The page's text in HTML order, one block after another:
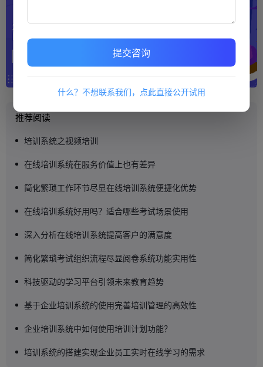
推荐阅读
培训系统之视频培训
在线培训系统在服务价值上也有差异
简化繁琐工作环节尽显在线培训系统便捷化优势
在线培训系统好用吗？适合哪些考试场景使用
深入分析在线培训系统提高客户的满意度
简化繁琐考试组织流程尽显阅卷系统功能实用性
科技驱动的学习平台引领未来教育趋势
基于企业培训系统的使用完善培训管理的高效性
企业培训系统中如何使用培训计划功能？
培训系统的搭建实现企业员工实时在线学习的需求
提交咨询
什么？不想联系我们，点此直接公开试用